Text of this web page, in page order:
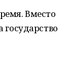
Вместо